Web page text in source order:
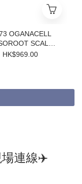
OGANACELL
SCALP
6ml*6EA 奧
HK$969.00
連線✈️